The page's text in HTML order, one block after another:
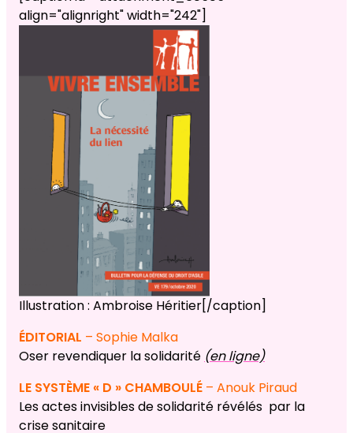
align="alignright" width="242"]
Illustration : Ambroise Héritier[/caption]
ÉDITORIAL – Sophie Malka
Oser revendiquer la solidarité (en ligne)
LE SYSTÈME « D » CHAMBOULÉ – Anouk Piraud
Les actes invisibles de solidarité révélés par la
crise sanitaire